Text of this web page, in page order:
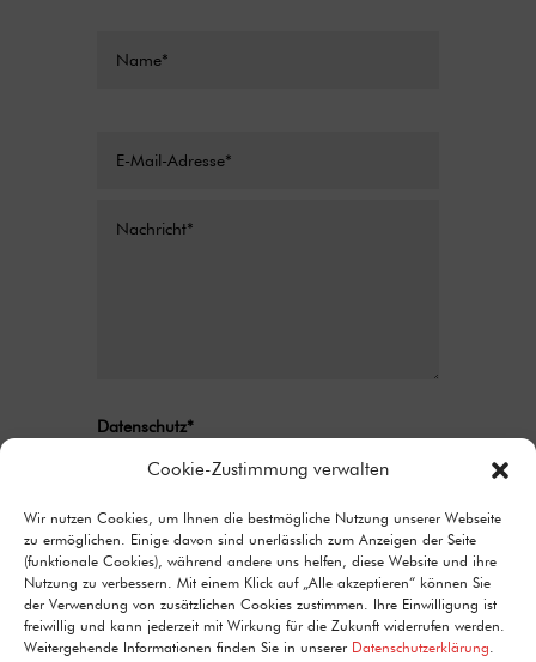
Cookie-Zustimmung verwalten
Wir nutzen Cookies, um Ihnen die bestmögliche Nutzung unserer Webseite
zu ermöglichen. Einige davon sind unerlässlich zum Anzeigen der Seite
(funktionale Cookies), während andere uns helfen, diese Website und ihre
Nutzung zu verbessern. Mit einem Klick auf „Alle akzeptieren“ können Sie
der Verwendung von zusätzlichen Cookies zustimmen. Ihre Einwilligung ist
freiwillig und kann jederzeit mit Wirkung für die Zukunft widerrufen werden.
Weitergehende Informationen finden Sie in unserer Datenschutzerklärung.
Datenschutz*
Ich stimme zu, dass meine Angaben aus
meiner Anfrage erhoben und verarbeitet
werden. Detaillierte Informationen zum
Umgang mit Nutzerdaten finden Sie in unserer
Datenschutzerklärung.
9 + 12= Senden
Alternative: